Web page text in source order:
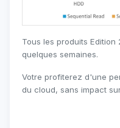
Tous les produits
quelques semaines.
Votre profiterez d'une
du cloud, sans impact